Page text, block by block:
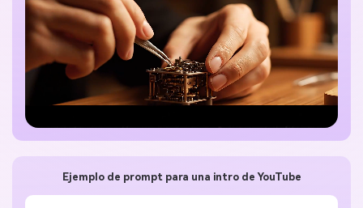
Ejemplo de prompt para una intro de YouTube